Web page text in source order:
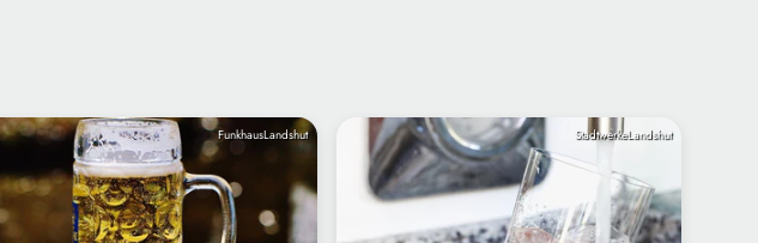
FunkhausLandshut StadtwerkeLandshut